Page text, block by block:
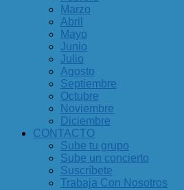
Marzo
Abril
Mayo
Junio
Julio
Agosto
Septiembre
Octubre
Noviembre
Diciembre
CONTACTO
Sube tu grupo
Sube un concierto
Suscríbete
Trabaja Con Nosotros